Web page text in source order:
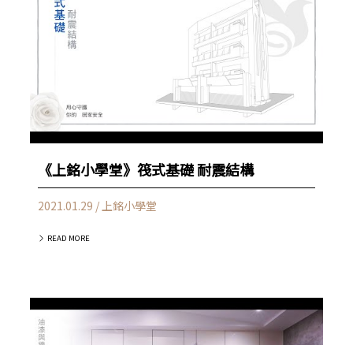
《上銘小學堂》筏式基礎 耐震結構
2021.01.29 / 上銘小學堂
READ MORE